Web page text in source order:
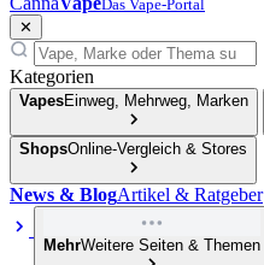
Das Vape-Portal
✕
Kategorien
VapesEinweg, Mehrweg, Marken
ShopsOnline-Vergleich & Stores
News & BlogArtikel & Ratgeber
MehrWeitere Seiten & Themen